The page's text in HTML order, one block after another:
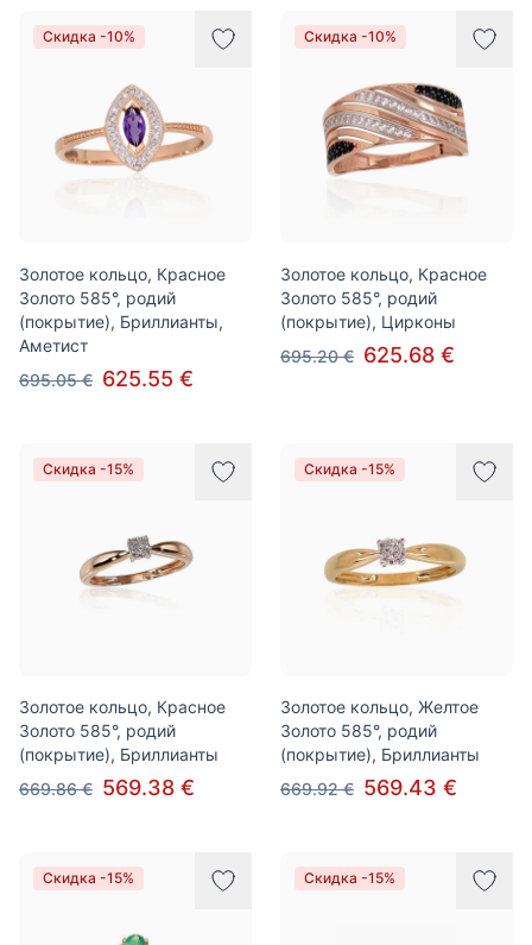
Скидка -10%
Золотое кольцо, Красное
Золото 585°, родий
(покрытие), Бриллианты,
Аметист
695.05 € 625.55 €
Скидка -10%
Золотое кольцо, Красное
Золото 585°, родий
(покрытие), Цирконы
695.20 € 625.68 €
Скидка -15%
Золотое кольцо, Красное
Золото 585°, родий
(покрытие), Бриллианты
669.86 € 569.38 €
Скидка -15%
Золотое кольцо, Желтое
Золото 585°, родий
(покрытие), Бриллианты
669.92 € 569.43 €
Скидка -15% Скидка -15%